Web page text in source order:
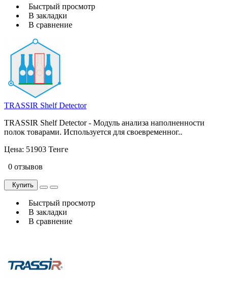
Быстрый просмотр
В закладки
В сравнение
TRASSIR Shelf Detector
TRASSIR Shelf Detector - Модуль анализа наполненности
полок товарами. Используется для своевременног..
Цена: 51903 Тенге
0 отзывов
Купить
Быстрый просмотр
В закладки
В сравнение